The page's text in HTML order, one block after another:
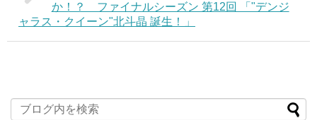
か！？ ファイナルシーズン 第12回 「"デンジ
ャラス・クイーン"北斗晶 誕生！」